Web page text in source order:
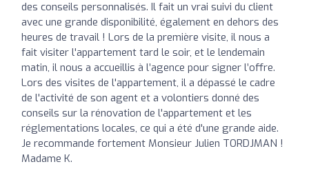
des conseils personnalisés. Il fait un vrai suivi du client
avec une grande disponibilité, également en dehors des
heures de travail ! Lors de la première visite, il nous a
fait visiter l'appartement tard le soir, et le lendemain
matin, il nous a accueillis à l’agence pour signer l’offre.
Lors des visites de l'appartement, il a dépassé le cadre
de l'activité de son agent et a volontiers donné des
conseils sur la rénovation de l'appartement et les
réglementations locales, ce qui a été d'une grande aide.
Je recommande fortement Monsieur Julien TORDJMAN !
Madame K.